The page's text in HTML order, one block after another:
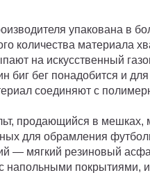
упакована в
количества материала
на искусственный
биг бег понадобится и
соединяют с
продающийся в мешках,
для обрамления
— мягкий резиновый
с напольными